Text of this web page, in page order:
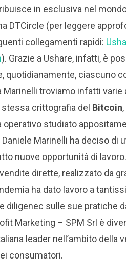
in esclusiva nel
DTCircle (per leggere
collegamenti rapidi:
). Grazie a Ushare, infatti, è
quotidianamente, ciascuno
Marinelli troviamo infatti varie
crittografia del Bitcoin
studiato
Marinelli ha deciso di
nuove opportunità di
dirette, realizzato da
ha dato lavoro a
diligenec sulle sue pratiche
Marketing – SPM Srl è
leader nell’ambito della
consumatori.